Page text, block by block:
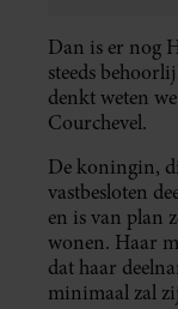
Dan is er nog
steeds
denkt weten
Courchevel.
De koningin,
vastbesloten
en is van plan
wonen. Haar
dat haar
minimaal zal